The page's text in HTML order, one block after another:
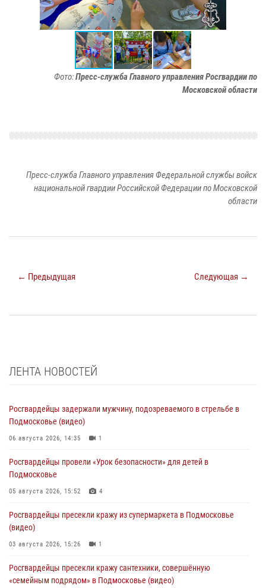
Фото:Пресс-служба Главного управления Росгвардии по
Московской области
Пресс-служба Главного управления Федеральной службы войск
национальной гвардии Российской Федерации по Московской
области
← Предыдущая Следующая →
ЛЕНТА НОВОСТЕЙ
Росгвардейцы задержали мужчину, подозреваемого в стрельбе в
Подмосковье (видео)
06 августа 2026, 14:35 1
Росгвардейцы провели «Урок безопасности» для детей в
Подмосковье
05 августа 2026, 15:52 4
Росгвардейцы пресекли кражу из супермаркета в Подмосковье
(видео)
03 августа 2026, 15:26 1
Росгвардейцы пресекли кражу сантехники, совершённую
«семейным подрядом» в Подмосковье (видео)